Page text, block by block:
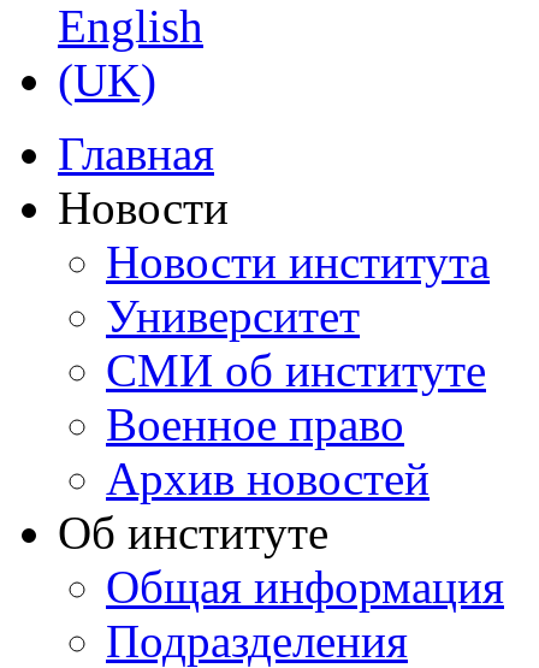
Главная
Новости
Новости института
Университет
СМИ об институте
Военное право
Архив новостей
Об институте
Общая информация
Подразделения